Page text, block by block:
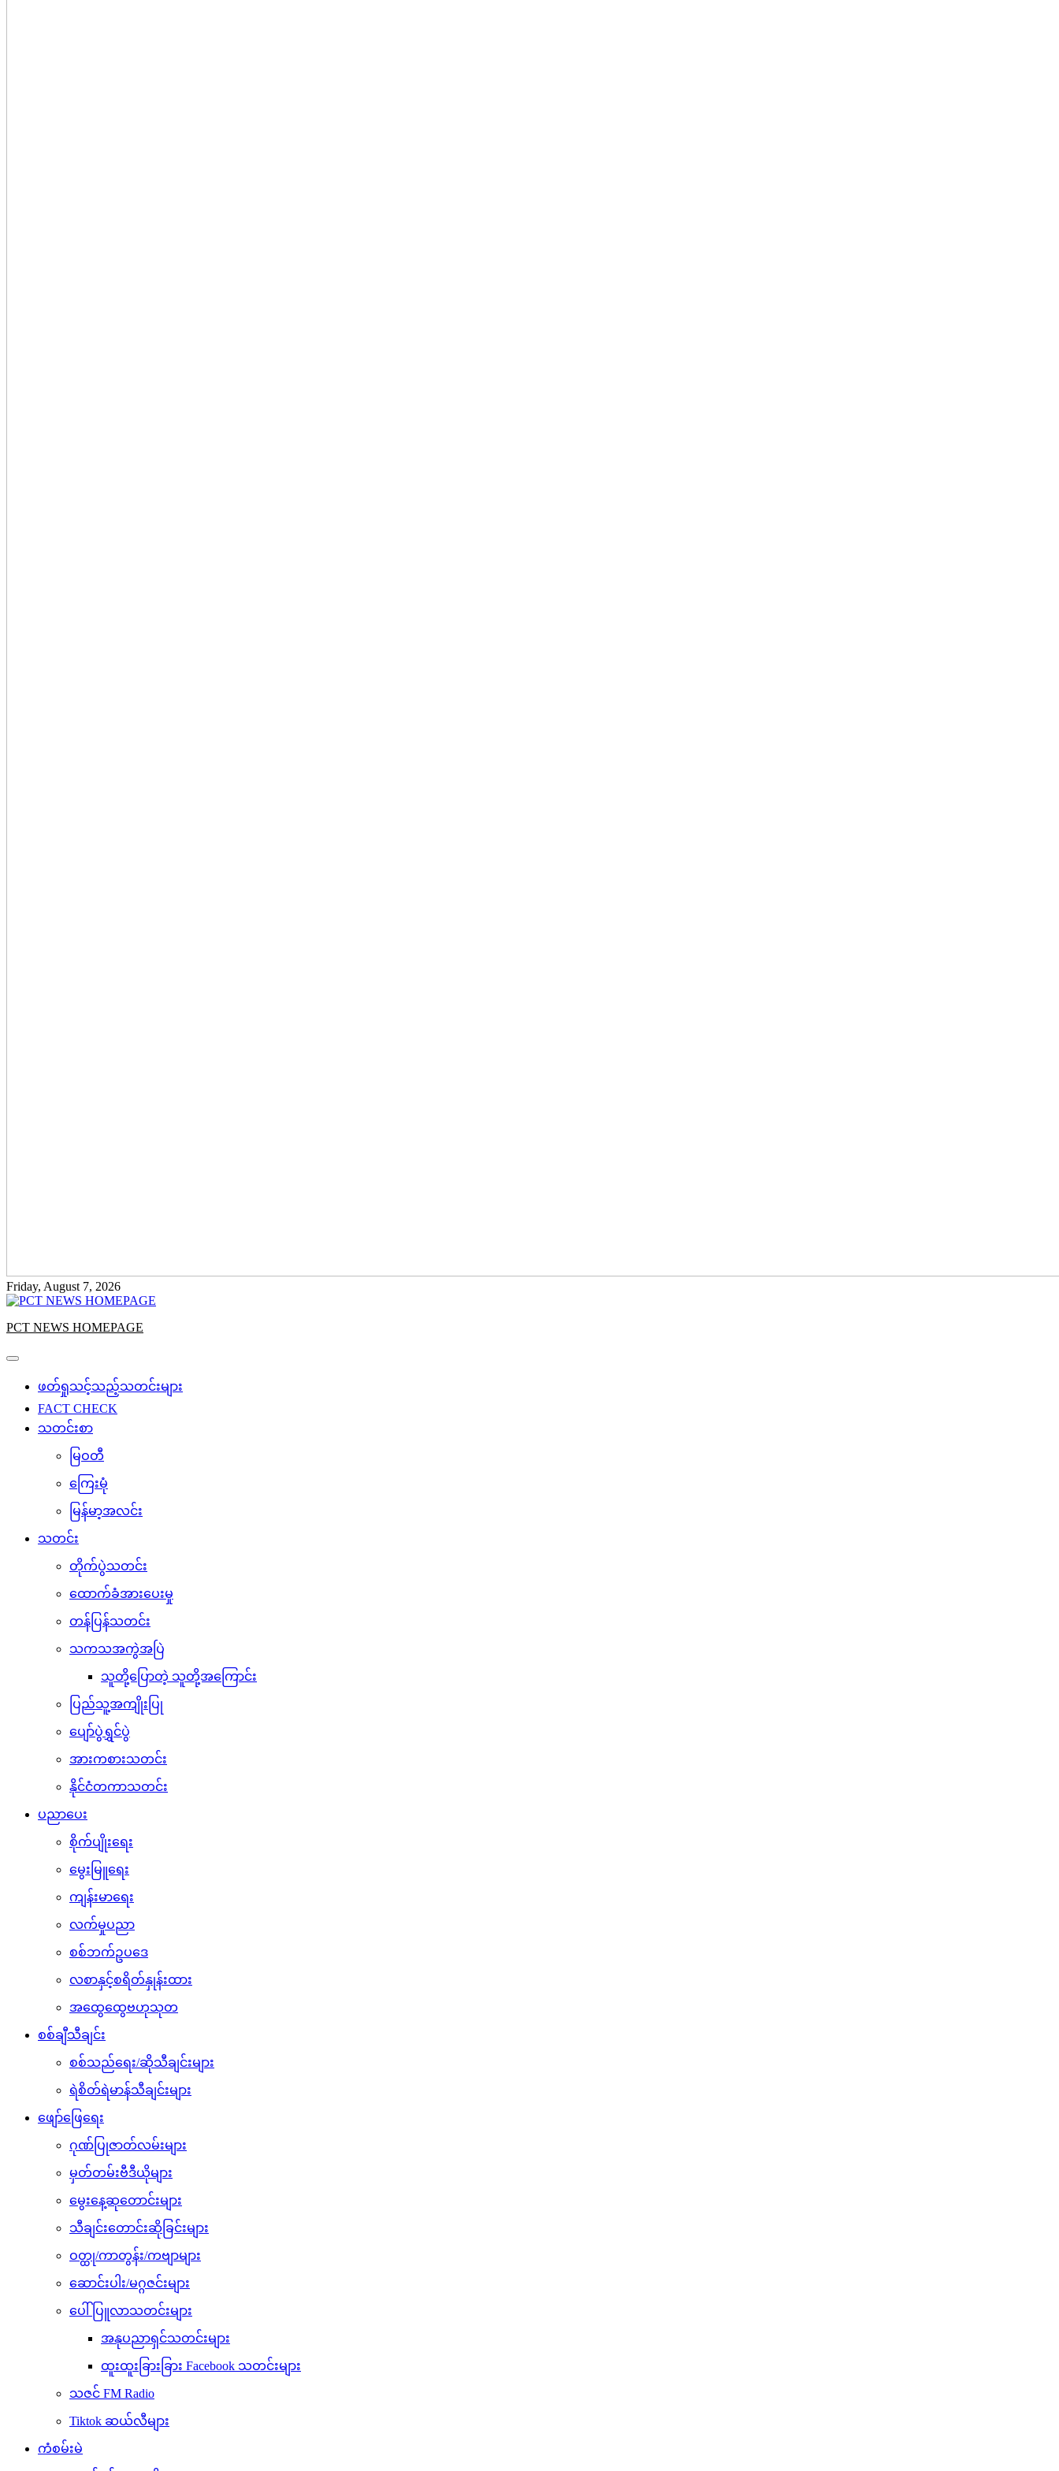
Friday, August 7, 2026
PCT NEWS HOMEPAGE
ဖတ်ရှုသင့်သည့်သတင်းများ
FACT CHECK
သတင်းစာ
မြဝတီ
ကြေးမုံ
မြန်မာ့အလင်း
သတင်း
တိုက်ပွဲသတင်း
ထောက်ခံအားပေးမှု
တန်ပြန်သတင်း
သကသအကွဲအပြဲ
သူတို့ပြောတဲ့ သူတို့အကြောင်း
ပြည်သူ့အကျိုးပြု
ပျော်ပွဲရွှင်ပွဲ
အားကစားသတင်း
နိုင်ငံတကာသတင်း
ပညာပေး
စိုက်ပျိုးရေး
မွေးမြူရေး
ကျန်းမာရေး
လက်မှုပညာ
စစ်ဘက်ဥပဒေ
လစာနှင့်စရိတ်နှုန်းထား
အထွေထွေဗဟုသုတ
စစ်ချီသီချင်း
စစ်သည်ရေး/ဆိုသီချင်းများ
ရဲစိတ်ရဲမာန်သီချင်းများ
ဖျော်ဖြေရေး
ဂုဏ်ပြုဇာတ်လမ်းများ
မှတ်တမ်းဗီဒီယိုများ
မွေးနေ့ဆုတောင်းများ
သီချင်းတောင်းဆိုခြင်းများ
ဝတ္ထု/ကာတွန်း/ကဗျာများ
ဆောင်းပါး/မဂ္ဂဇင်းများ
ပေါ်ပြူလာသတင်းများ
အနုပညာရှင်သတင်းများ
ထူးထူးခြားခြား Facebook သတင်းများ
သဇင် FM Radio
Tiktok ဆယ်လီများ
ကံစမ်းမဲ